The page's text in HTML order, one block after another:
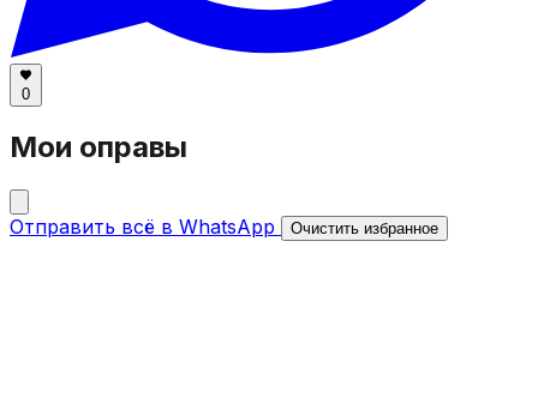
0
Мои оправы
Отправить всё в WhatsApp Очистить избранное